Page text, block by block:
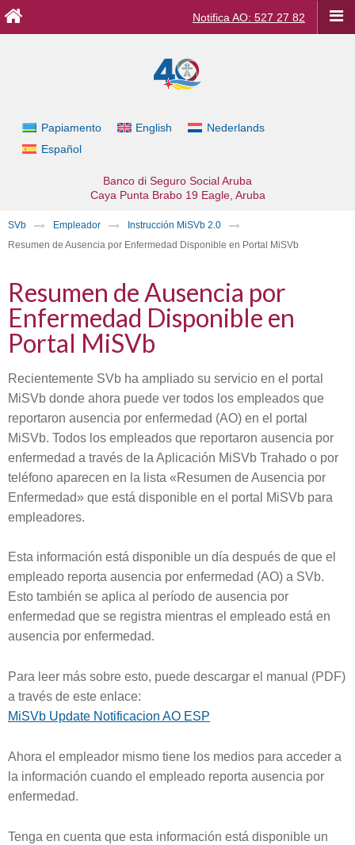
Notifica AO: 527 27 82
Papiamento English
Nederlands
Español
Banco di Seguro Social Aruba
Caya Punta Brabo 19 Eagle, Aruba
SVb Empleador
Instrucción MiSVb 2.0
Resumen de Ausencia por Enfermedad Disponible en Portal MiSVb
Resumen de Ausencia por
Enfermedad Disponible en
Portal MiSVb
Recientemente SVb ha ampliado su servicio en el portal
MiSVb donde ahora puede ver todos los empleados que
reportaron ausencia por enfermedad (AO) en el portal
MiSVb. Todos los empleados que reportaron ausencia por
enfermedad a través de la Aplicación MiSVb Trahado o por
teléfono aparecen en la lista «Resumen de Ausencia por
Enfermedad» que está disponible en el portal MiSVb para
empleadores.
Esta información está disponible un día después de que el
empleado reporta ausencia por enfermedad (AO) a SVb.
Esto también se aplica al período de ausencia por
enfermedad que se registra mientras el empleado está en
ausencia por enfermedad.
Para leer más sobre esto, puede descargar el manual (PDF)
a través de este enlace:
MiSVb Update Notificacion AO ESP
Ahora el empleador mismo tiene los medios para acceder a
la información cuando el empleado reporta ausencia por
enfermedad.
Tenga en cuenta que esta información está disponible un